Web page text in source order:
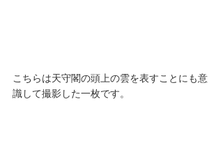
こちらは天守閣の頭上の雲を表すことにも意
識して撮影した一枚です。